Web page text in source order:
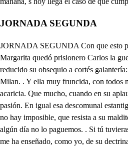
JORNADA SEGUNDA
JORNADA SEGUNDA Con que esto paró en bureo. Desde que de Margarita quedó prisionero Carlos la guerra ya concluida, se ha reducido su obsequio a cortés galantería: todo es músicas, y fiestas Milan. . Y ella muy fruncida, con todos muy desdeñosa, a ti solo te acaricia. Que mucho, cuando en su aplauso obra tales marabillas mi pasión. En igual esa descomunal estantigna de Don Juan, para quien no hay imposible, que resista a su maldito saber: plegue a Cristo, que algún día no lo paguemos. . Si tú tuvieras tanta noticia, según lo que me ha enseñado, como yo, de su dectrina, vieras que hasta hoy, lo que cabe en esta Ciencia exquisita de la Magia, nadie puede apurarlo: regla fija de que cabe en lo que alcanza, mas que en lo que nos admira. No obstante que ese hombre sabe que el mayor dolor de tripas que sufro, es verle, aunque es afable de genio, y que esotro día me dio unos polvos compuestos, para si se me ofrecía librarme de algún peligro. Pues tú, que los necesitas? Válgame Dios, el que anda junto al ungüento se pringa. En Palacio no me falta a mí mi zalamería. Hay moza, hay competidores, y bueno es ir prevenida la persona. Pero dime, cuando este hombre te obliga tanto, y estás en paraje de premiar el que te asista, por que por él no haces algo? Ah puesto siempre la mira en cosas dificultolas. Pero esas se facilitan por quien puede, y tiene gana de hacerlas. . Ahora querías, que mi amoroso cuidado, y mi ocupación continua en eso solo pensase? Hombre, cualquiera que sirva, escarmienta en que no hay amo, que este parecer no siga: servirse a sí es lo mejor, lo demás es bobería. Huélgome, César, de hallaros. Qué hay, Don Juan? Que la divina Margárita, pretendiendo vencer su melancolía, los jardines ha mandado disponer, que fertilizan a Milán, y noticiosos los Príncipes de esta dicha, se ha encargado cada uno del suyo, en que prevenidas danzas, músicas regalos, con los de Menfis compitan. Hoy ha visto dos y quiere salir esta tarde misma al campo: ved lo que os toca. Si tanto el tiempo limita, qué puedo yo hacer, Don Juan Pónmela una mañánica en Madrid, que con llevarla, en tiempo de uvas, o guindas a la Plaza mayor, vitra el jardín de más delicias, que pueda ver en Italia. No son esas cobardías, César, para quien aprende la Ciencia más peregrina? Al más inculto retiro, que el Po siempre cristalina, con lengua de plata lame, con ondas de aljofar riza, la llevad a su elección, donde gustare, y por mía la empresa dejad. Sobrino? Tío, y señor? No querría, que alguien nos escuche. Nadie nos oye. Pues que te diga es tiempo a qué fin, estando olvidada, y abatida tu persona, te he llamado; mira que te va la vida, y el ser Duque de Milan, en lo que de ti confía mi cariño. . Adónde iran a parar estos enigmas Ya sabes como tu padre, el padre de Margarita, y yo, fuimos tres hermanos, y el mayor de la familia fue Federico, quien dueño de su Estado hizo a su hija en su testamento, y para que de esterbo no la sirva, ordenó, que el padre tuyo, árguido de una indigna sospecha, de que se le hizo causa, acabase sus días en prisión, por cuyo caso su hacienda se la confisca, que fueron Lodí, y Cremona, Ciudades que él posría. Todo eso es cierto. Pues hoy, que con más piedad te mira la fortuna, llegó el caso de vengar una ignominia, y de no poner a riesgo este Estado, de que sirva de premio a otro rendimiento, de cuantos hoy solicitan de Margarita la mano. Sabiendo yo, que mi ruina . ha sido este aleve, y que no esta contenta su invidia, que artificio me traera prevenido esta caricia? Qué Lodí, y Cremona a ti te serán restituidas, César, es fuerza, volviendo a ver la causa en justicia. Eso espero, si es que no lo impide la tiranía. Pues estas dos Plazas, siendo las más fuertes, prevenidas, e importantes de este Estado, de que sirven sin vestirlas de una buena guarnición, tal, que en la ocasión te asista y defienda? Claro está, que para que guarnecidas estén, ni poder, ni gente tengo. . Luego el adquirirla consiste en que haya quien haga contigo amistad, y liga? No hay duda. Pues quién mejor, que quién es tu sangre misma? Yo te ayudare, Don César: las Tropas, que hay esparcidas por Milan, a quien gobierno, se mueven con esta insignia. Si tu perto estás Plazs en mi pqne, y Pavia, que es de mi gobernación, qué fuerza habrá que resista nuestra intención? Y con eso ha de ser acción precisa, que si Margárita elige, te elija a ti reducida por necesidad, a no atender a las porfías de Príncipes Extranjeros. A esto la razón me insta, el cariño de mi Patria, y el amor que me concilias. Qué te parece, sobrino? Aay traición más exquisita. . que me tengan por tan necio que no vea a lo que aspira, que es a que desposeído yo, y sin defensa mi prima, dé a Filiberto la mano, si él el Catro no la quita antes, pero por saber hasta donde su injusticia se estiende, he de hacerme al lado de su infamia. En qué vacilas, que no respondes? Señor, en dar lugar a mis iras con la memoria que me haces de mis pasadas desdichas. Si me acuerdo, que esa aleve mujer, rama es fementida de quien dio muerte a mi padre, qué es quererla! qué es servirla; qué es casarme? Mas pedazos la hiciera, que tiene el día átomos, la noche Estrellas, y arenas del Mar la orilla. Y así, valido de ti, pues después de ella, la línea viene a mí, como mayor pariente, sin tan prevista máquina, sin prevención tanta habrá mejor salida. Pues qué medio habrá mejor? Dar la muerte a Margarita. Darle a Margarita muerte? César, pues que te motiva a tanto rencor? Señora: Disimulemos, malicia: . Lo mismo iba a pregunterle yo aunque no con tan benigna tolerancia; y pues llegáis a tan buen tiempo, sobrina, vos lo inquiriréis mejor; pero quedad advertida, que no está olvidado César de sus ofensas antiguas. . Sin la prevención de Arnesto, en cuidado me pondría lo